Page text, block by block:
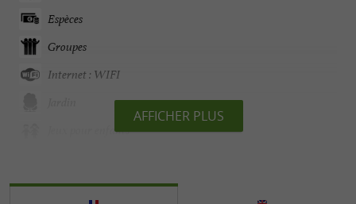
Espèces
Groupes
Internet : WIFI
Jeux pour enfants
Ouvert toute l'année
AFFICHER PLUS